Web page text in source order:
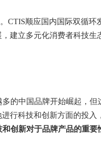
CTIS顺应国内国际双循环
建立多元化消费者科技生
的中国品牌开始崛起，但
行科技和创新方面的投入
和创新对于品牌产品的重要